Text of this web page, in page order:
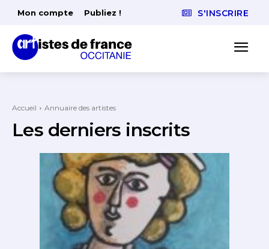
Mon compte Publiez ! S'INSCRIRE
Accueil Annuaire des artistes
Les derniers inscrits